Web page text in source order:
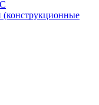
(конструкционные